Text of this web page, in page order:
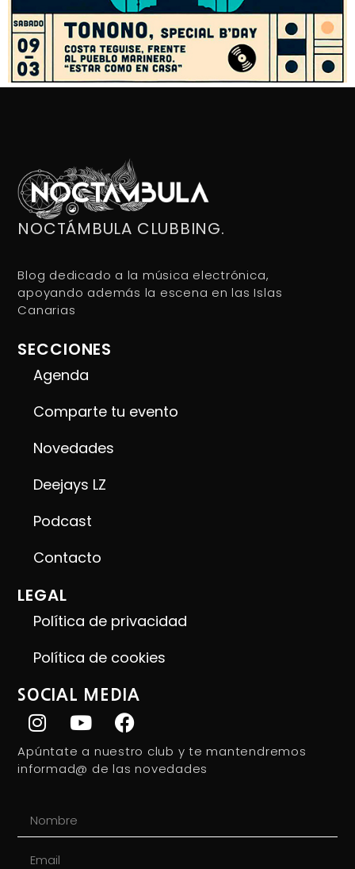
NOCTÁMBULA CLUBBING.
Blog dedicado a la música electrónica,
apoyando además la escena en las Islas
Canarias
SECCIONES
Agenda
Comparte tu evento
Novedades
Deejays LZ
Podcast
Contacto
LEGAL
Política de privacidad
Política de cookies
SOCIAL MEDIA
Apúntate a nuestro club y te mantendremos
informad@ de las novedades